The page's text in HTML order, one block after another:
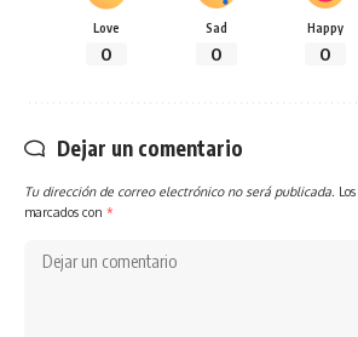
Love
0
Sad
0
Happy
0
Dejar un comentario
Tu dirección de correo electrónico no será publicada.
marcados con *